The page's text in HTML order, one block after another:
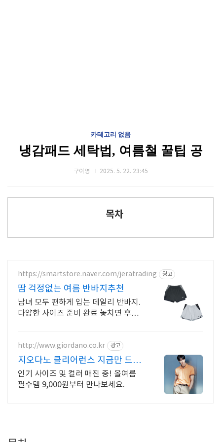
카테고리 없음
냉감패드 세탁법, 여름철 꿀팁 공
구이영 2025. 5. 22. 23:45
목차
https://smartstore.naver.com/jeratrading 광고
땀 걱정없는 여름 반바지추천
남녀 모두 편하게 입는 데일리 반바지.
다양한 사이즈 준비 완료 놓치면 후회
http://www.giordano.co.kr 광고
지오다노 클리어런스 지금만 드리
는 한정 혜택
인기 사이즈 및 컬러 매진 중! 올여름
필수템 9,000원부터 만나보세요.